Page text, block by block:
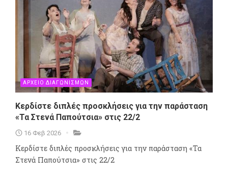
ΑΡΧΕΙΟ ΔΙΑΓΩΝΙΣΜΩΝ
Κερδίστε διπλές προσκλήσεις για την παράσταση
«Τα Στενά Παπούτσια» στις 22/2
16 Φεβ 2026
Κερδίστε διπλές προσκλήσεις για την παράσταση «Τα
Στενά Παπούτσια» στις 22/2